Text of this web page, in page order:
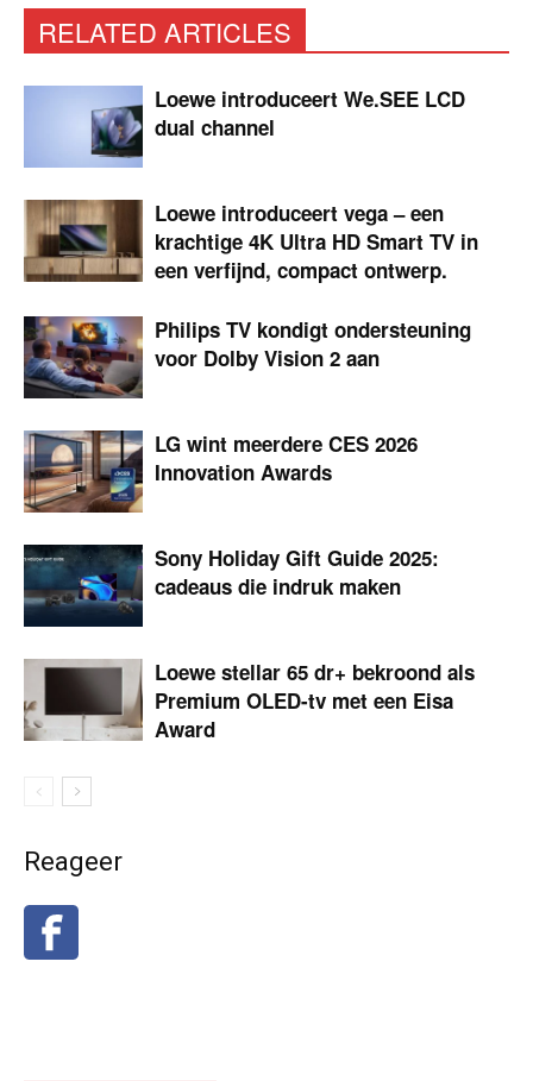
RELATED ARTICLES
Loewe introduceert We.SEE LCD
dual channel
Loewe introduceert vega – een
krachtige 4K Ultra HD Smart TV in
een verfijnd, compact ontwerp.
Philips TV kondigt ondersteuning
voor Dolby Vision 2 aan
LG wint meerdere CES 2026
Innovation Awards
Sony Holiday Gift Guide 2025:
cadeaus die indruk maken
Loewe stellar 65 dr+ bekroond als
Premium OLED-tv met een Eisa
Award
Reageer